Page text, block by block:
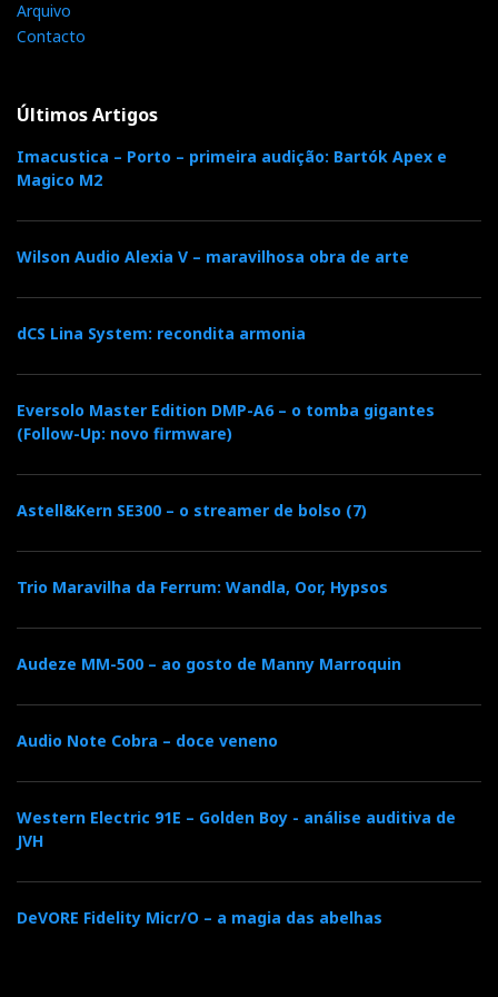
GoldNote Bellagio Conquest
GoldNote DS1000 EVO
Isoacoustics
GAIA-TITAN Neo
de pés de isolamento acústico: GAIA Neo e GAIA-
Arquivo
Contacto
Últimos Artigos
Imacustica – Porto – primeira audição: Bartók Apex e
Magico M2
Wilson Audio Alexia V – maravilhosa obra de arte
dCS Lina System: recondita armonia
Eversolo Master Edition DMP-A6 – o tomba gigantes
(Follow-Up: novo firmware)
Astell&Kern SE300 – o streamer de bolso (7)
Trio Maravilha da Ferrum: Wandla, Oor, Hypsos
Audeze MM-500 – ao gosto de Manny Marroquin
Audio Note Cobra – doce veneno
Western Electric 91E – Golden Boy - análise auditiva de
JVH
DeVORE Fidelity Micr/O – a magia das abelhas